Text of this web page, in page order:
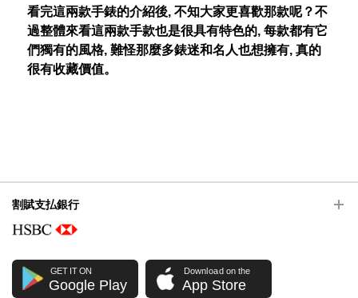
看完這兩款手錶的介紹後, 不知大家更喜歡那款呢？不
過整體來看這兩款手款也是很具有特色的, 每款都有它
們獨有的風格, 難怪那麼多錶迷和名人也想擁有, 真的
很有收藏價值。
割賦支払銀行
GET IT ON
Google Play
Download on the
App Store